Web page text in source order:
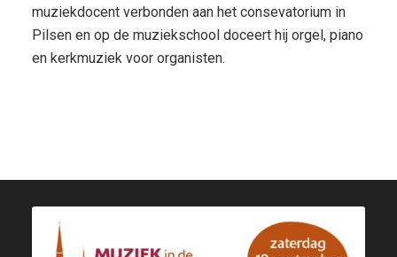
muziekdocent verbonden aan het consevatorium in
Pilsen en op de muziekschool doceert hij orgel, piano
en kerkmuziek voor organisten.